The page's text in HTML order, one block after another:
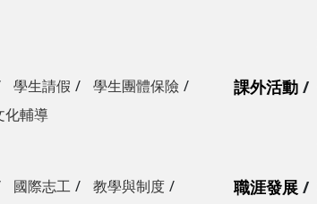
學生請假
學生團體保險
化輔導
課外活動
國際志工
教學與制度
職涯發展